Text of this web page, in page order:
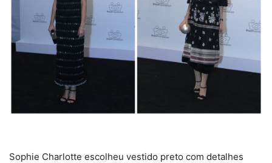
Sophie Charlotte escolheu vestido preto com detalhes